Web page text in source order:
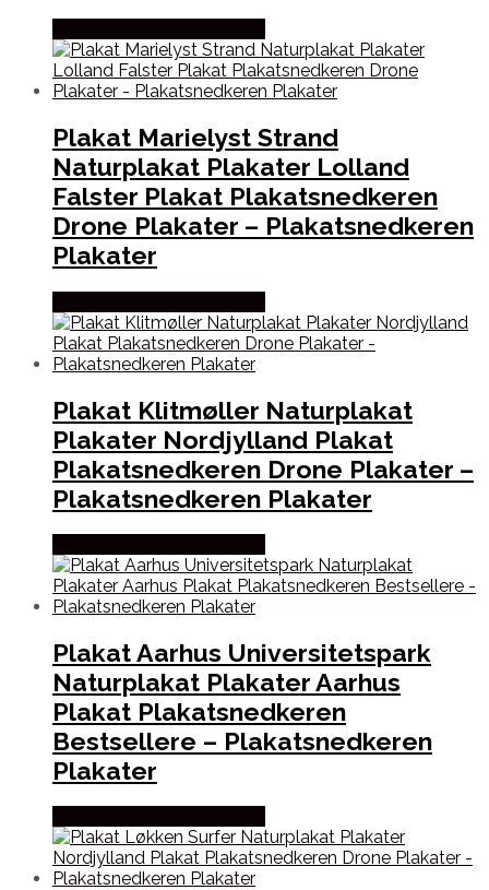
Plakat Marielyst Strand
Naturplakat Plakater Lolland
Falster Plakat Plakatsnedkeren
Drone Plakater – Plakatsnedkeren
Plakater
Plakat Klitmøller Naturplakat
Plakater Nordjylland Plakat
Plakatsnedkeren Drone Plakater –
Plakatsnedkeren Plakater
Plakat Aarhus Universitetspark
Naturplakat Plakater Aarhus
Plakat Plakatsnedkeren
Bestsellere – Plakatsnedkeren
Plakater